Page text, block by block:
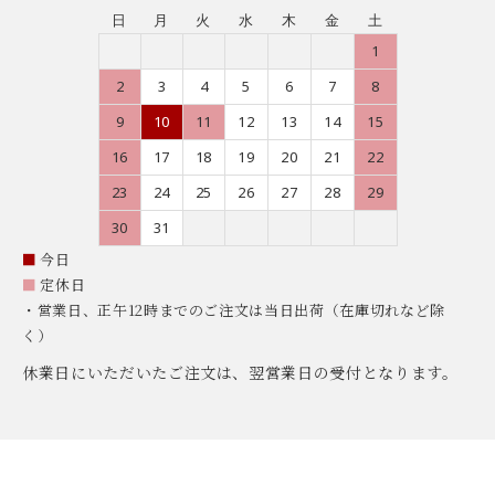
日 月 火 水 木 金
土
1
2
3 4 5 6 7
8
9
10 11 12 13 14
15
16
17 18 19 20 21
22
23
24 25 26 27 28
29
30
31
■ 今日
■ 定休日
・営業日、正午12時までのご注文は当日出荷（在庫切れなど除
く）
休業日にいただいたご注文は、翌営業日の受付となります。